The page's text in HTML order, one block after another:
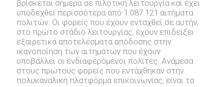
βρίσκεται σήμερα σε πιλοτική λειτουργία και έχει
υποδεχθεί περισσότερα από 1.087.121 αιτήματα
πολιτών. Οι φορείς που έχουν ενταχθεί σε αυτήν,
στο πρώτο στάδιο λειτουργίας, έχουν επιδείξει
εξαιρετικά αποτελέσματα απόδοσης στην
ικανοποίηση των αιτημάτων που έχουν
υποβάλλει οι ενδιαφερόμενοι πολίτες. Ανάμεσα
στους πρώτους φορείς που εντάχθηκαν στην
πολυκαναλική πλατφόρμα επικοινωνίας, είναι τα